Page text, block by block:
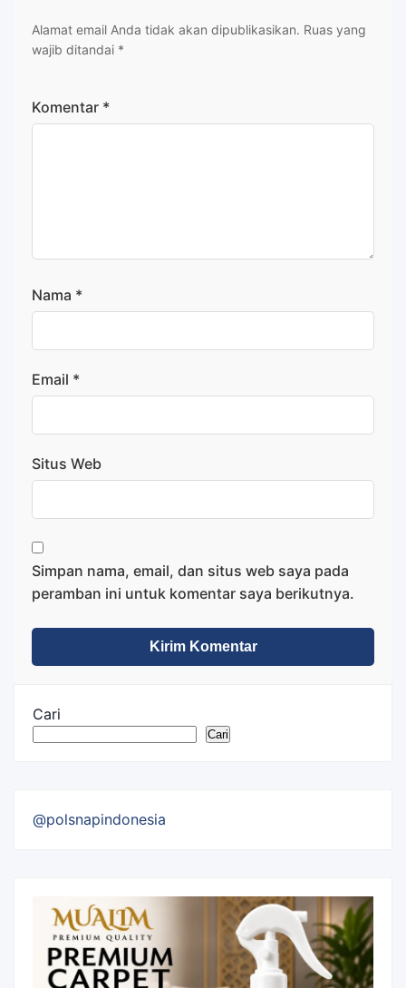
Alamat email Anda tidak akan dipublikasikan. Ruas yang
wajib ditandai *
Komentar *
Nama *
Email *
Situs Web
Simpan nama, email, dan situs web saya pada
peramban ini untuk komentar saya berikutnya.
Cari
Cari
@polsnapindonesia